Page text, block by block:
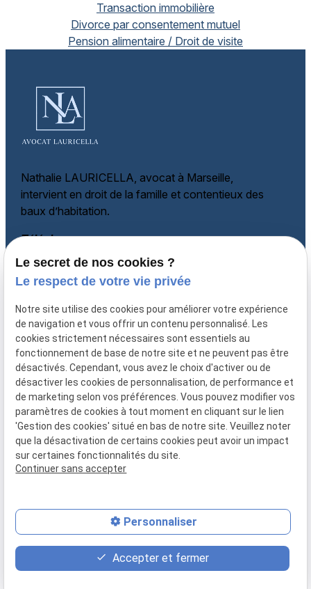
Transaction immobilière
Divorce par consentement mutuel
Pension alimentaire / Droit de visite
Nathalie LAURICELLA, avocat à Marseille,
intervient en droit de la famille et contentieux des
baux d’habitation.
Téléphone
06 60 87 60 97
Adresse
135 rue Paradis
13006 MARSEILLE
Horaires
Lundi - Vendredi
08:30-12:00, 14:00-18:00
Mentions légalesPolitique de confidentialité
contact_page
Contact
event
Rendez-vous
phone
06 60 87 60 97
Le secret de nos cookies ?
Le respect de votre vie privée
Notre site utilise des cookies pour améliorer votre expérience
de navigation et vous offrir un contenu personnalisé. Les
cookies strictement nécessaires sont essentiels au
fonctionnement de base de notre site et ne peuvent pas être
désactivés. Cependant, vous avez le choix d'activer ou de
désactiver les cookies de personnalisation, de performance et
de marketing selon vos préférences. Vous pouvez modifier vos
paramètres de cookies à tout moment en cliquant sur le lien
'Gestion des cookies' situé en bas de notre site. Veuillez noter
que la désactivation de certains cookies peut avoir un impact
sur certaines fonctionnalités du site.
Continuer sans accepter
Personnaliser
Accepter et fermer